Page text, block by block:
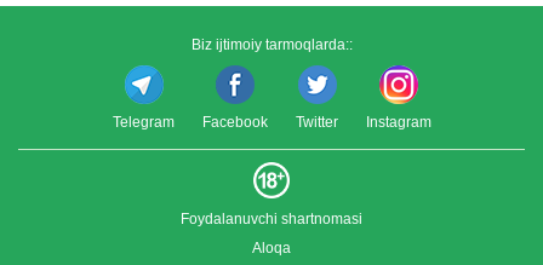
Biz ijtimoiy tarmoqlarda::
Telegram Facebook Twitter Instagram
Foydalanuvchi shartnomasi
Aloqa